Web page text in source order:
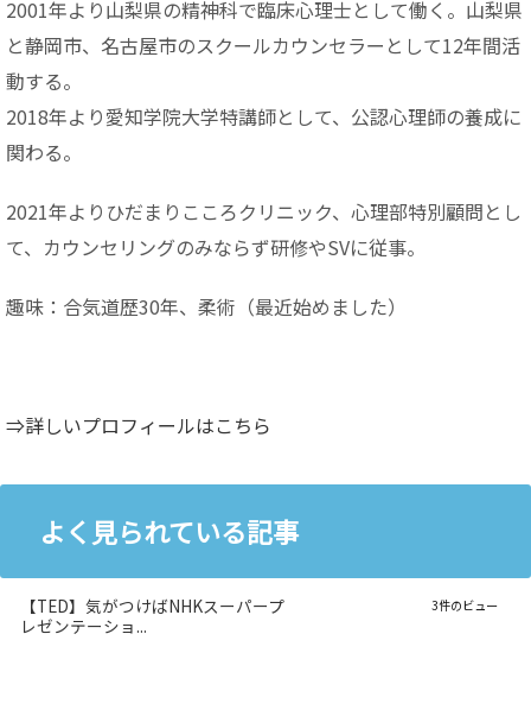
2001年より山梨県の精神科で臨床心理士として働く。山梨県
と静岡市、名古屋市のスクールカウンセラーとして12年間活
動する。
2018年より愛知学院大学特講師として、公認心理師の養成に
関わる。
2021年よりひだまりこころクリニック、心理部特別顧問とし
て、カウンセリングのみならず研修やSVに従事。
趣味：合気道歴30年、柔術（最近始めました）
⇒詳しいプロフィールはこちら
よく見られている記事
【TED】気がつけばNHKスーパープ
レゼンテーショ...
3件のビュー